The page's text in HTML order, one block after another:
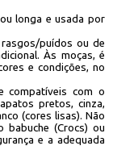
longa e usada por
rasgos/puídos ou de
Às moças, é
e condições, no
compatíveis com o
pretos, cinza,
(cores lisas). Não
(Crocs) ou
e a adequada